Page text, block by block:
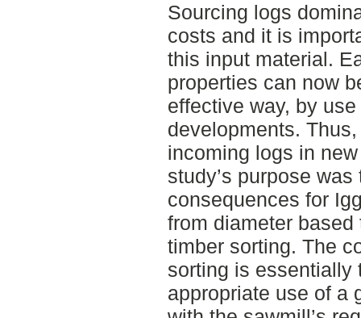
Sourcing logs
costs and it is
this input material.
properties can now
effective way, by
developments.
incoming logs in
study’s purpose
consequences for
from diameter
timber sorting. The
sorting is essentially
appropriate use of a